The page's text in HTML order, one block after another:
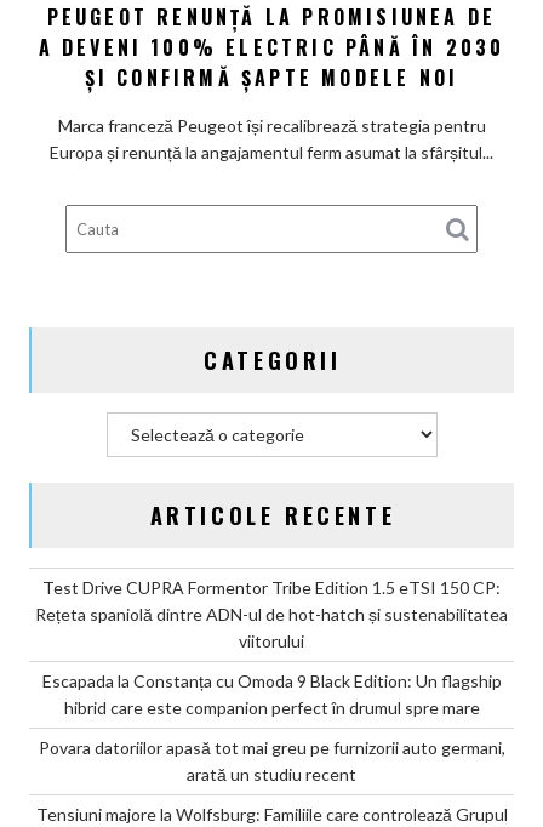
Peugeot
renunță
la
de
a
electric
până
modele
PEUGEOT RENUNȚĂ LA PROMISIUNEA DE
A DEVENI 100% ELECTRIC PÂNĂ ÎN 2030
ȘI CONFIRMĂ ȘAPTE MODELE NOI
Marca franceză Peugeot își recalibrează strategia pentru
Europa și renunță la angajamentul ferm asumat la sfârșitul...
CATEGORII
ARTICOLE RECENTE
Test Drive CUPRA Formentor Tribe Edition 1.5 eTSI 150 CP:
Rețeta spaniolă dintre ADN-ul de hot-hatch și sustenabilitatea
viitorului
Escapada la Constanța cu Omoda 9 Black Edition: Un flagship
hibrid care este companion perfect în drumul spre mare
Povara datoriilor apasă tot mai greu pe furnizorii auto germani,
arată un studiu recent
Tensiuni majore la Wolfsburg: Familiile care controlează Grupul